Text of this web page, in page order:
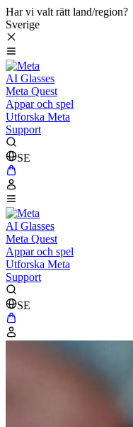
Har vi valt rätt land/region?
Sverige
AI Glasses
Meta Quest
Appar och spel
Utforska Meta
Support
SE
AI Glasses
Meta Quest
Appar och spel
Utforska Meta
Support
SE